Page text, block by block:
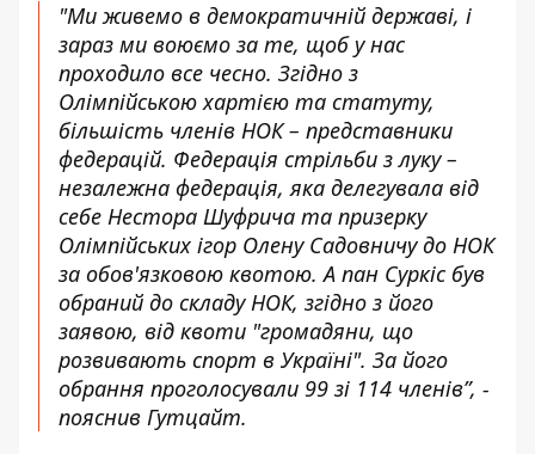
"Ми живемо в демократичній державі, і
зараз ми воюємо за те, щоб у нас
проходило все чесно. Згідно з
Олімпійською хартією та статуту,
більшість членів НОК – представники
федерацій. Федерація стрільби з луку –
незалежна федерація, яка делегувала від
себе Нестора Шуфрича та призерку
Олімпійських ігор Олену Садовничу до НОК
за обов'язковою квотою. А пан Суркіс був
обраний до складу НОК, згідно з його
заявою, від квоти "громадяни, що
розвивають спорт в Україні". За його
обрання проголосували 99 зі 114 членів”, -
пояснив Гутцайт.